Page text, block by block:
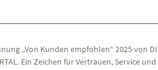
„Von Kunden empfohlen“ 2025 von
Ein Zeichen für Vertrauen, Service